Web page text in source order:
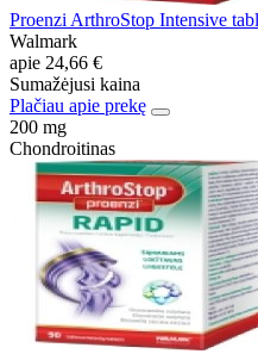
Proenzi ArthroStop Intensive
Walmark
apie 24,66 €
Sumažėjusi kaina
Plačiau apie prekę
200 mg
Chondroitinas